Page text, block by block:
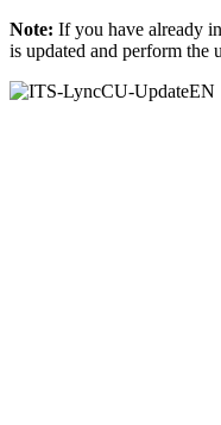
Note: If you have already
is updated and perform the